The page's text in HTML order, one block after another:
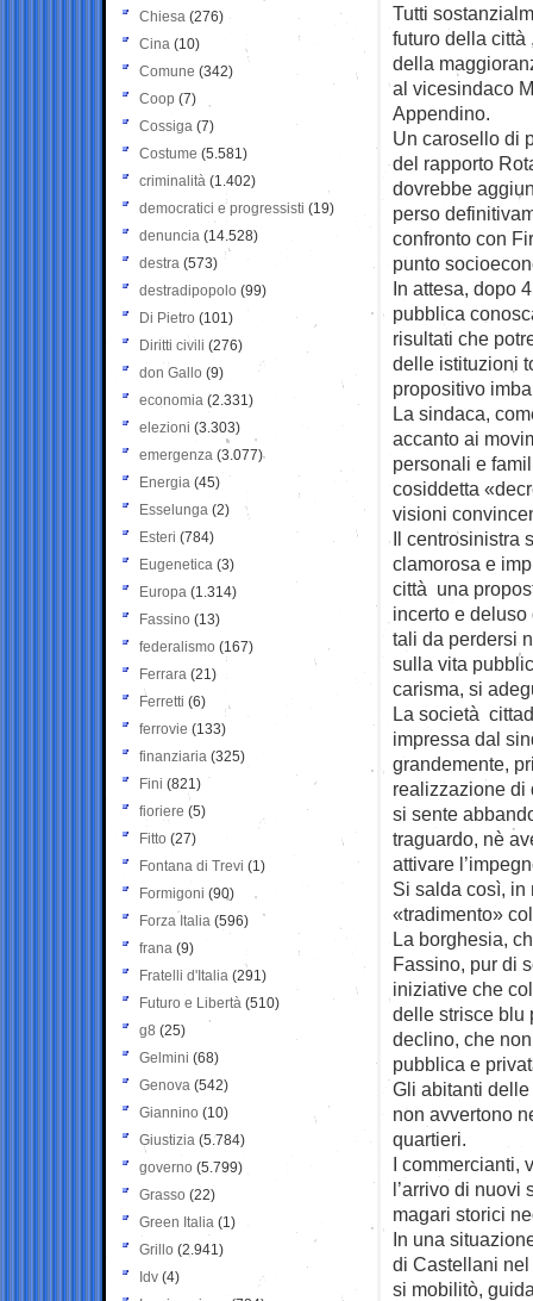
Tutti
futuro della
della
al vicesindaco
Appendino.
Un carosello di
del rapporto
dovrebbe
perso
confronto con
punto
In attesa, dopo
pubblica
risultati che
delle istituzioni
propositivo
La sindaca,
accanto ai
personali e
cosiddetta
visioni
Il centrosinistra
clamorosa e
città una
incerto e
tali da perdersi
sulla vita
carisma, si
La società
impressa dal
grandemente,
realizzazione di
si sente
traguardo, nè
attivare
Si salda così, in
«tradimento»
La borghesia,
Fassino, pur di
iniziative che
delle strisce blu
declino, che
pubblica e
Gli abitanti
non avvertono
quartieri.
I commercianti,
l’arrivo di nuovi
magari storici
In una
di Castellani
si mobilitò,
Chiesa (276)
Cina (10)
Comune (342)
Coop (7)
Cossiga (7)
Costume (5.581)
criminalità (1.402)
democratici e progressisti (19)
denuncia (14.528)
destra (573)
destradipopolo (99)
Di Pietro (101)
Diritti civili (276)
don Gallo (9)
economia (2.331)
elezioni (3.303)
emergenza (3.077)
Energia (45)
Esselunga (2)
Esteri (784)
Eugenetica (3)
Europa (1.314)
Fassino (13)
federalismo (167)
Ferrara (21)
Ferretti (6)
ferrovie (133)
finanziaria (325)
Fini (821)
fioriere (5)
Fitto (27)
Fontana di Trevi (1)
Formigoni (90)
Forza Italia (596)
frana (9)
Fratelli d'Italia (291)
Futuro e Libertà (510)
g8 (25)
Gelmini (68)
Genova (542)
Giannino (10)
Giustizia (5.784)
governo (5.799)
Grasso (22)
Green Italia (1)
Grillo (2.941)
Idv (4)